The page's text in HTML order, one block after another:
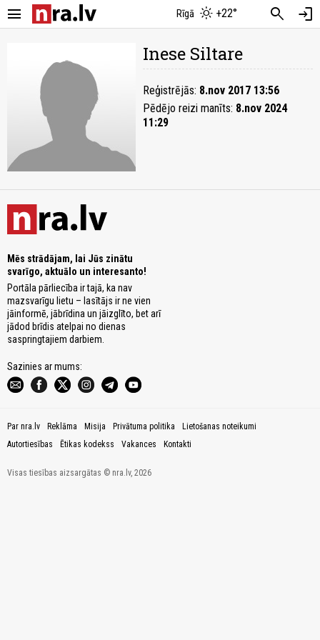
menu Rīgā +22° search login
Inese Siltare
Reģistrējās: 8.nov 2017 13:56
Pēdējo reizi manīts: 8.nov 2024
11:29
Mēs strādājam, lai Jūs zinātu
svarīgo, aktuālo un interesanto!
Portāla pārliecība ir tajā, ka nav
mazsvarīgu lietu – lasītājs ir ne vien
jāinformē, jābrīdina un jāizglīto, bet arī
jādod brīdis atelpai no dienas
saspringtajiem darbiem.
Sazinies ar mums:
Par nra.lv Reklāma Misija Privātuma politika
Lietošanas noteikumi
Autortiesības
Ētikas kodekss Vakances Kontakti
Visas tiesības aizsargātas © nra.lv, 2026